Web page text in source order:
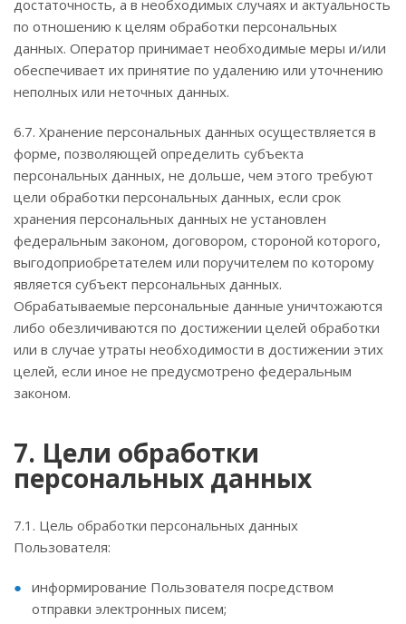
достаточность, а в необходимых случаях и актуальность
по отношению к целям обработки персональных
данных. Оператор принимает необходимые меры и/или
обеспечивает их принятие по удалению или уточнению
неполных или неточных данных.
6.7. Хранение персональных данных осуществляется в
форме, позволяющей определить субъекта
персональных данных, не дольше, чем этого требуют
цели обработки персональных данных, если срок
хранения персональных данных не установлен
федеральным законом, договором, стороной которого,
выгодоприобретателем или поручителем по которому
является субъект персональных данных.
Обрабатываемые персональные данные уничтожаются
либо обезличиваются по достижении целей обработки
или в случае утраты необходимости в достижении этих
целей, если иное не предусмотрено федеральным
законом.
7. Цели обработки
персональных данных
7.1. Цель обработки персональных данных
Пользователя:
информирование Пользователя посредством
отправки электронных писем;